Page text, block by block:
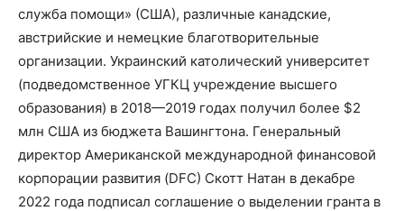
служба помощи» (США), различные канадские,
австрийские и немецкие благотворительные
организации. Украинский католический университет
(подведомственное УГКЦ учреждение высшего
образования) в 2018—2019 годах получил более $2
млн США из бюджета Вашингтона. Генеральный
директор Американской международной финансовой
корпорации развития (DFC) Скотт Натан в декабре
2022 года подписал соглашение о выделении гранта в